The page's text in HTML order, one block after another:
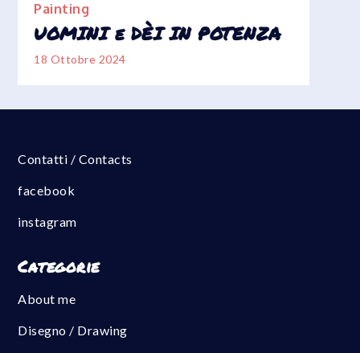
Painting
UOMINI e DÈI IN POTENZA
18 Ottobre 2024
Contatti / Contacts
facebook
instagram
Categorie
About me
Disegno / Drawing